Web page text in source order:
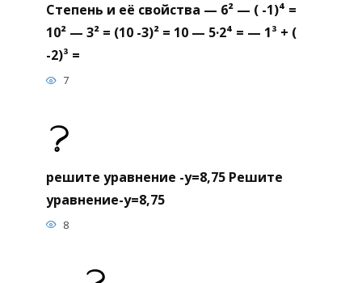
Степень и её свойства — 6² — ( -1)⁴ =
10² — 3² = (10 -3)² = 10 — 5·2⁴ = — 1³ + (
-2)³ =
7
решите уравнение -y=8,75 Решите
уравнение-y=8,75
8